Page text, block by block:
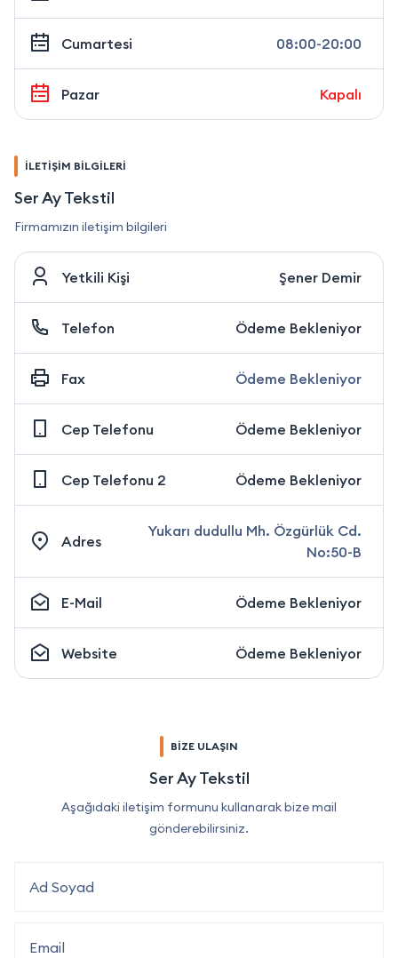
Cumartesi 08:00-20:00
Pazar Kapalı
İLETİŞİM BİLGİLERİ
Ser Ay Tekstil
Firmamızın iletişim bilgileri
Yetkili Kişi Şener Demir
Telefon Ödeme Bekleniyor
Fax Ödeme Bekleniyor
Cep Telefonu Ödeme Bekleniyor
Cep Telefonu 2 Ödeme Bekleniyor
Adres
Yukarı dudullu Mh. Özgürlük Cd.
No:50-B
E-Mail Ödeme Bekleniyor
Website Ödeme Bekleniyor
BİZE ULAŞIN
Ser Ay Tekstil
Aşağıdaki iletişim formunu kullanarak bize mail
gönderebilirsiniz.